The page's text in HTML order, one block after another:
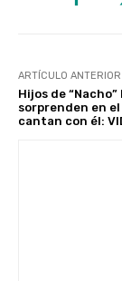
ARTÍCULO ANTERIOR
Hijos de “Nacho”
sorprenden en
cantan con él: